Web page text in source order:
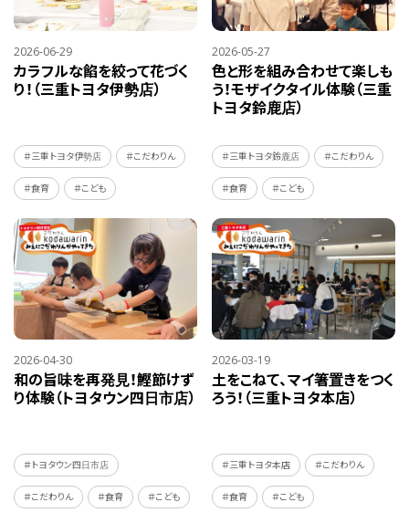
2026-06-29
カラフルな餡を絞って花づく
り！（三重トヨタ伊勢店）
＃三重トヨタ伊勢店 ＃こだわりん
＃食育 ＃こども
2026-05-27
色と形を組み合わせて楽しも
う！モザイクタイル体験（三重
トヨタ鈴鹿店）
＃三重トヨタ鈴鹿店 ＃こだわりん
＃食育 ＃こども
2026-04-30
和の旨味を再発見！鰹節けず
り体験（トヨタウン四日市店）
＃トヨタウン四日市店
＃こだわりん ＃食育 ＃こども
2026-03-19
土をこねて、マイ箸置きをつく
ろう！（三重トヨタ本店）
＃三重トヨタ本店 ＃こだわりん
＃食育 ＃こども